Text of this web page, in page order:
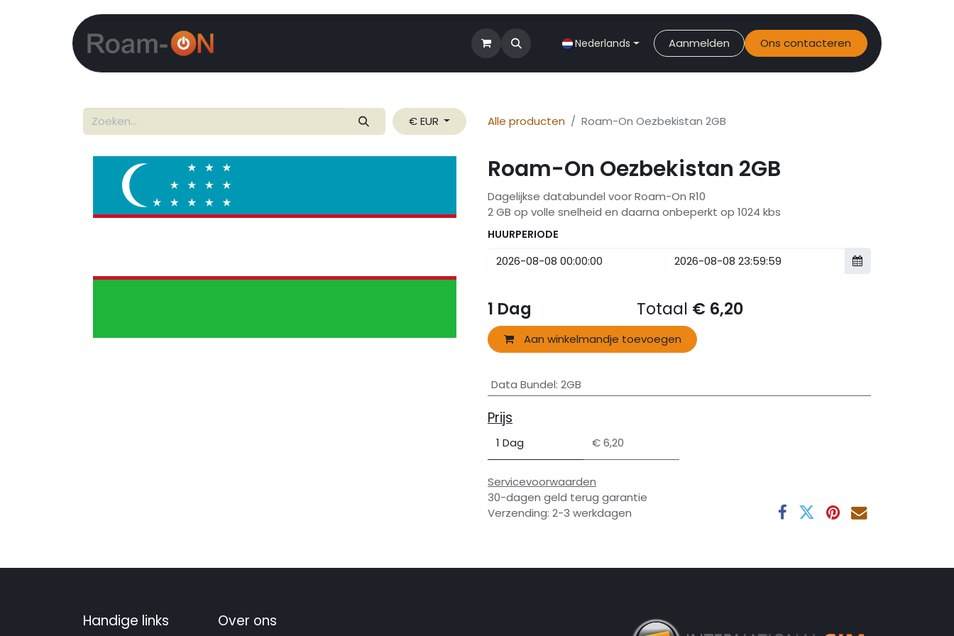
Roam-On Business Nieuws
Nederlands Aanmelden Ons contacteren
€ EUR Alle producten Roam-On Oezbekistan 2GB
Roam-On Oezbekistan 2GB
Dagelijkse databundel voor Roam-On R10
2 GB op volle snelheid en daarna onbeperkt op 1024 kbs
HUURPERIODE
1 Dag Totaal € 6,20
Aan winkelmandje toevoegen
Data Bundel: 2GB
Prijs
1 Dag € 6,20
Servicevoorwaarden
30-dagen geld terug garantie
Verzending: 2-3 werkdagen
Handige links Over ons